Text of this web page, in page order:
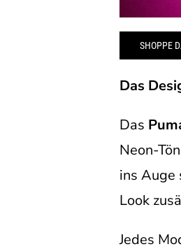
SHOPPE
Das
Das
Neon-
ins Auge
Look
Jedes